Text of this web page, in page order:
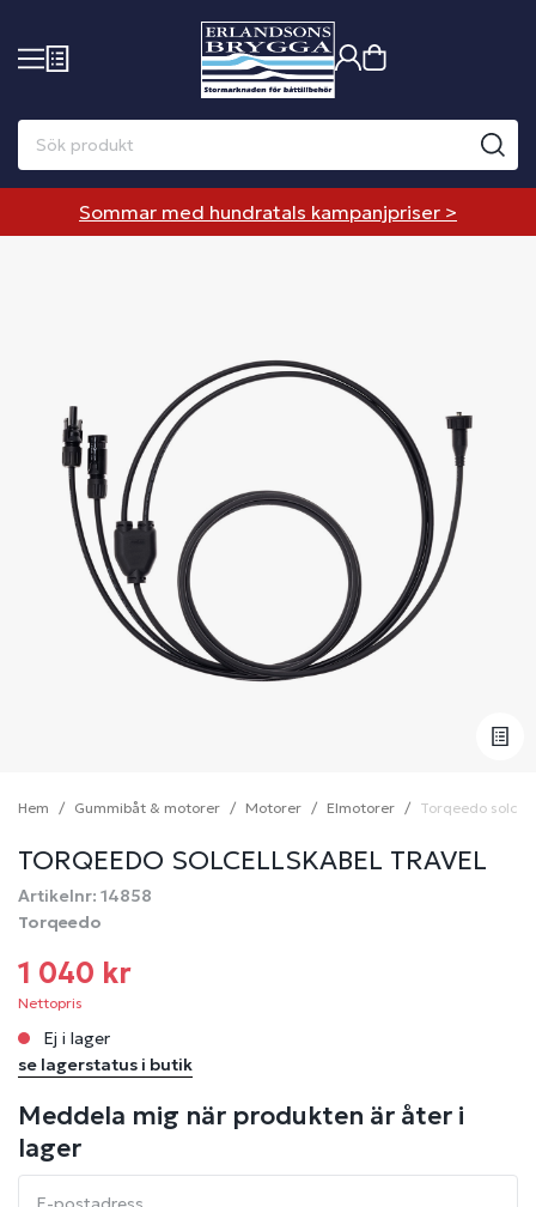
Sommar med hundratals kampanjpriser >
Hem Gummibåt & motorer Motorer Elmotorer Torqeedo
TORQEEDO SOLCELLSKABEL TRAVEL
Artikelnr: 14858
Torqeedo
1 040 kr
Nettopris
Ej i lager
se lagerstatus i butik
Meddela mig när produkten är åter i
lager